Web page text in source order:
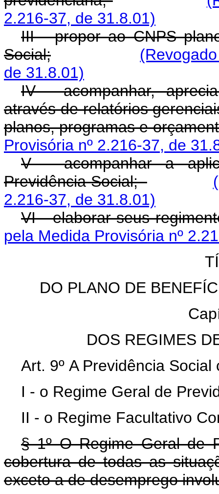
2.216-37, de 31.8.01)
III - propor ao CNPS
Social;
de 31.8.01)
IV - acompanhar,
através de relatórios
planos, programas e
Provisória nº 2.216-37, de
V - acompanhar a
Previdência Social;
2.216-37, de 31.8.01)
VI - elaborar seus
pela Medida Provisória nº
DO PLANO DE
DOS REGIMES
Art. 9º A Previdência Social
I - o Regime Geral de
II - o Regime Facultativo
§ 1º O Regime Geral de
cobertura de todas as
exceto a de desemprego